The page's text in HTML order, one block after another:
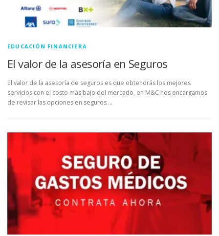
EDUCACIÓN FINANCIERA
El valor de la asesoría en Seguros
El valor de la asesoría de seguros es que obtendrás los mejores
servicios con el costo más bajo del mercado, en M&C nos encargamos
de revisar las opciones en seguros …